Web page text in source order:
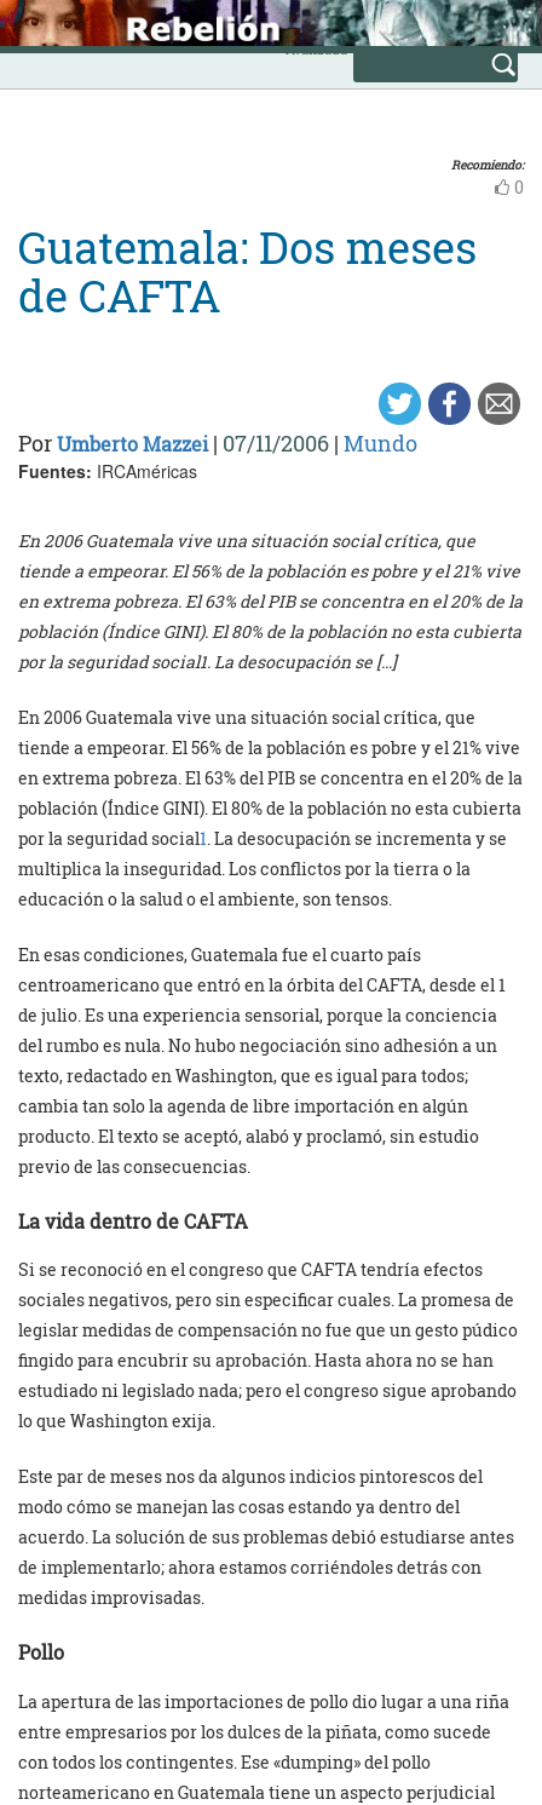
Skip
to
content
INICIO
Avanzada
Recomiendo:
0
Guatemala: Dos meses
de CAFTA
PorUmberto Mazzei| 07/11/2006 | Mundo
Fuentes: IRCAméricas
En 2006 Guatemala vive una situación social crítica, que
tiende a empeorar. El 56% de la población es pobre y el 21% vive
en extrema pobreza. El 63% del PIB se concentra en el 20% de la
población (Índice GINI). El 80% de la población no esta cubierta
por la seguridad social1. La desocupación se […]
En 2006 Guatemala vive una situación social crítica, que
tiende a empeorar. El 56% de la población es pobre y el 21% vive
en extrema pobreza. El 63% del PIB se concentra en el 20% de la
población (Índice GINI). El 80% de la población no esta cubierta
por la seguridad social1. La desocupación se incrementa y se
multiplica la inseguridad. Los conflictos por la tierra o la
educación o la salud o el ambiente, son tensos.
En esas condiciones, Guatemala fue el cuarto país
centroamericano que entró en la órbita del CAFTA, desde el 1
de julio. Es una experiencia sensorial, porque la conciencia
del rumbo es nula. No hubo negociación sino adhesión a un
texto, redactado en Washington, que es igual para todos;
cambia tan solo la agenda de libre importación en algún
producto. El texto se aceptó, alabó y proclamó, sin estudio
previo de las consecuencias.
La vida dentro de CAFTA
Si se reconoció en el congreso que CAFTA tendría efectos
sociales negativos, pero sin especificar cuales. La promesa de
legislar medidas de compensación no fue que un gesto púdico
fingido para encubrir su aprobación. Hasta ahora no se han
estudiado ni legislado nada; pero el congreso sigue aprobando
lo que Washington exija.
Este par de meses nos da algunos indicios pintorescos del
modo cómo se manejan las cosas estando ya dentro del
acuerdo. La solución de sus problemas debió estudiarse antes
de implementarlo; ahora estamos corriéndoles detrás con
medidas improvisadas.
Pollo
La apertura de las importaciones de pollo dio lugar a una riña
entre empresarios por los dulces de la piñata, como sucede
con todos los contingentes. Ese «dumping» del pollo
norteamericano en Guatemala tiene un aspecto perjudicial